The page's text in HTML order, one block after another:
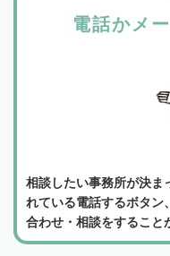
電話かメ
相談したい事務所が決ま
れている電話するボタン
合わせ・相談をすること